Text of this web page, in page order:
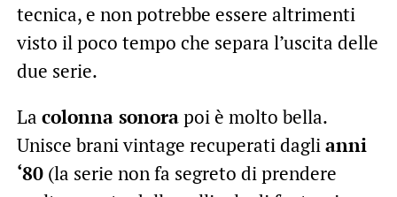
tecnica, e non potrebbe essere altrimenti
visto il poco tempo che separa l’uscita delle
due serie.
La colonna sonorapoi è molto bella.
Unisce brani vintage recuperati daglianni
‘80(la serie non fa segreto di prendere